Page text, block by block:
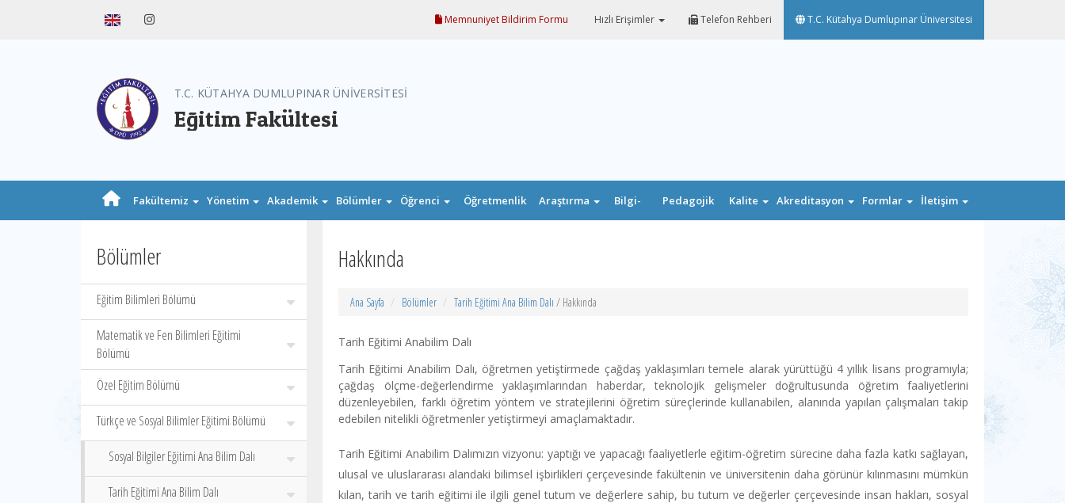
Memnuniyet Bildirim Formu Hızlı Erişimler Telefon Rehberi T.C. Kütahya Dumlupınar Üniversitesi
T.C. KÜTAHYA DUMLUPINAR ÜNİVERSİTESİ
Eğitim Fakültesi
Fakültemiz Yönetim Akademik Bölümler Öğrenci Öğretmenlik Araştırma Bilgi- Pedagojik Kalite Akreditasyon Formlar İletişim
Bölümler
Eğitim Bilimleri Bölümü
Matematik ve Fen Bilimleri Eğitimi
Bölümü
Özel Eğitim Bölümü
Türkçe ve Sosyal Bilimler Eğitimi Bölümü
Sosyal Bilgiler Eğitimi Ana Bilim Dalı
Tarih Eğitimi Ana Bilim Dalı
Hakkında
Ana Sayfa Bölümler Tarih Eğitimi Ana Bilim Dalı / Hakkında
Tarih Eğitimi Anabilim Dalı
Tarih Eğitimi Anabilim Dalı, öğretmen yetiştirmede çağdaş yaklaşımları temele alarak yürüttüğü 4 yıllık lisans programıyla;
çağdaş ölçme-değerlendirme yaklaşımlarından haberdar, teknolojik gelişmeler doğrultusunda öğretim faaliyetlerini
düzenleyebilen, farklı öğretim yöntem ve stratejilerini öğretim süreçlerinde kullanabilen, alanında yapılan çalışmaları takip
edebilen nitelikli öğretmenler yetiştirmeyi amaçlamaktadır.
Tarih Eğitimi Anabilim Dalımızın vizyonu: yaptığı ve yapacağı faaliyetlerle eğitim-öğretim sürecine daha fazla katkı sağlayan,
ulusal ve uluslararası alandaki bilimsel işbirlikleri çerçevesinde fakültenin ve üniversitenin daha görünür kılınmasını mümkün
kılan, tarih ve tarih eğitimi ile ilgili genel tutum ve değerlere sahip, bu tutum ve değerler çerçevesinde insan hakları, sosyal